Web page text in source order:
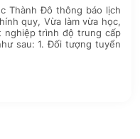
Thành Đô thông báo lịch
quy, Vừa làm vừa học,
trình độ trung cấp
sau: 1. Đối tượng tuyển